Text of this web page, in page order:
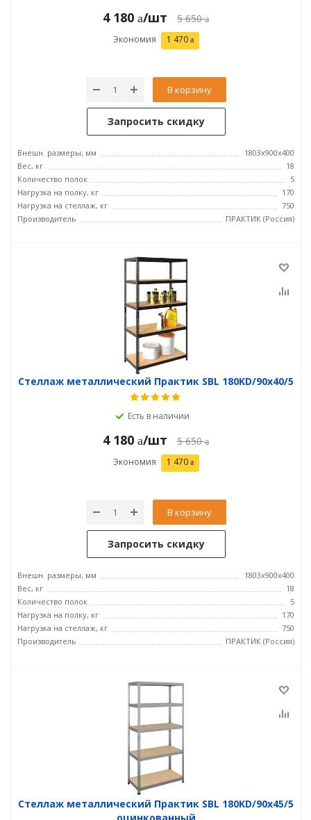
4 180 /шт 5 650
Экономия 1 470
В корзину
Запросить скидку
Внешн. размеры, мм
1803x900x400
Вес, кг
18
Количество полок
5
Нагрузка на полку, кг
170
Нагрузка на стеллаж, кг
750
Производитель
ПРАКТИК (Россия)
Стеллаж металлический Практик SBL 180KD/90x40/5
Есть в наличии
4 180 /шт 5 650
Экономия 1 470
В корзину
Запросить скидку
Внешн. размеры, мм
1803x900x400
Вес, кг
18
Количество полок
5
Нагрузка на полку, кг
170
Нагрузка на стеллаж, кг
750
Производитель
ПРАКТИК (Россия)
Стеллаж металлический Практик SBL 180KD/90x45/5